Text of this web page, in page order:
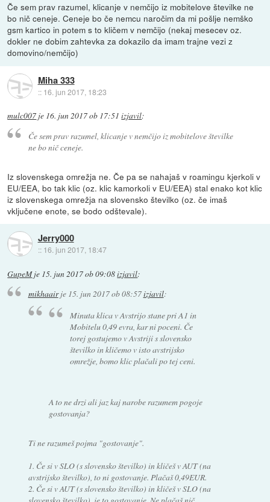
Če sem prav razumel, klicanje v nemčijo iz mobitelove številke ne
bo nič ceneje. Ceneje bo če nemcu naročim da mi pošlje nemško
gsm kartico in potem s to kličem v nemčijo (nekaj mesecev oz.
dokler ne dobim zahtevka za dokazilo da imam trajne vezi z
domovino/nemčijo)
Miha 333
:: 16. jun 2017, 18:23
mulc007 je 16. jun 2017 ob 17:51 izjavil:
Če sem prav razumel, klicanje v nemčijo iz mobitelove številke
ne bo nič ceneje.
Iz slovenskega omrežja ne. Če pa se nahajaš v roamingu kjerkoli v
EU/EEA, bo tak klic (oz. klic kamorkoli v EU/EEA) stal enako kot klic
iz slovenskega omrežja na slovensko številko (oz. če imaš
vključene enote, se bodo odštevale).
Jerry000
:: 16. jun 2017, 18:47
GupeMje 15. jun 2017 ob 09:08izjavil:
mikhaairje 15. jun 2017 ob 08:57izjavil:
Minuta klica v Avstrijo stane pri A1 in
Mobitelu 0,49 evra, kar ni poceni. Če
torej gostujemo v Avstriji s slovensko
številko in kličemo v isto avstrijsko
omrežje, bomo klic plačali po tej ceni.
A to ne drzi ali jaz kaj narobe razumem pogoje
gostovanja?
Ti ne razumeš pojma "gostovanje".
1. Če si v SLO (s slovensko številko) in kličeš v AUT (na
avstrijsko številko), to ni gostovanje. Plačaš 0,49EUR.
2. Če si v AUT (s slovensko številko) in kličeš v SLO (na